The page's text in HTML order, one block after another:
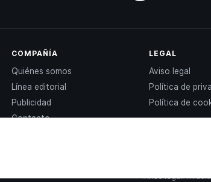
COMPAÑÍA
Quiénes somos
Línea editorial
Publicidad
Contacto
LEGAL
Aviso legal
Política de
Política de
Aviso legal